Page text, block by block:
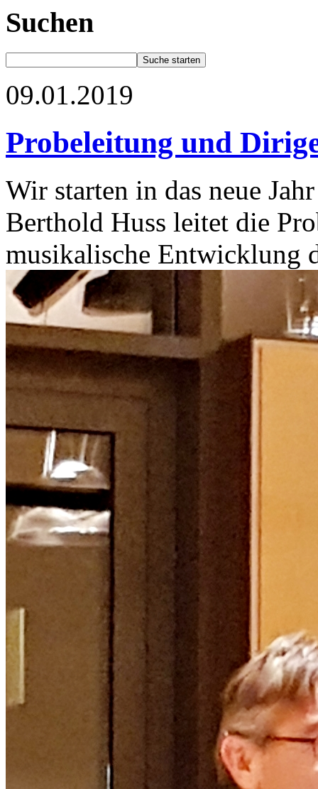
Suchen
09.01.2019
Probeleitung und
Wir starten in das neue
Berthold Huss leitet die
musikalische Entwicklung